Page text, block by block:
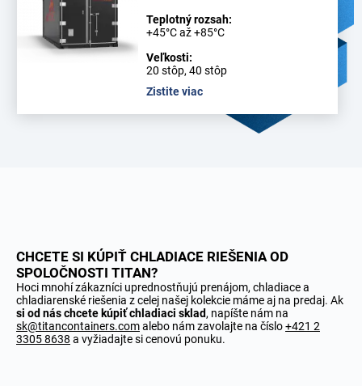
Teplotný rozsah:
+45°C až +85°C
Veľkosti:
20 stôp, 40 stôp
Zistite viac
CHCETE SI KÚPIŤ CHLADIACE RIEŠENIA OD
SPOLOČNOSTI TITAN?
Hoci mnohí zákazníci uprednostňujú prenájom, chladiace a
chladiarenské riešenia z celej našej kolekcie máme aj na predaj. Ak
si od nás chcete kúpiť chladiaci sklad, napíšte nám na
sk@titancontainers.comalebo nám zavolajte na číslo+421 2
3305 8638 a vyžiadajte si cenovú ponuku.